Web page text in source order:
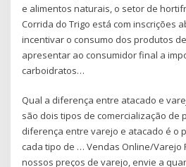
e alimentos naturais, o setor de
Corrida do Trigo está com inscrições
incentivar o consumo dos produtos
apresentar ao consumidor final a
carboidratos…
Qual a diferença entre atacado e
são dois tipos de comercialização de
diferença entre varejo e atacado é o
cada tipo de … Vendas Online/Varejo
nossos preços de varejo, envie a